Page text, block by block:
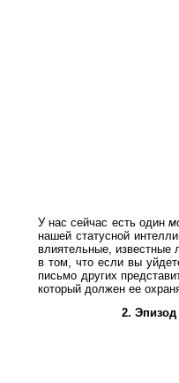
У нас сейчас есть один
нашей статусной
влиятельные, известные
в том, что если вы
письмо других
который должен ее
2.